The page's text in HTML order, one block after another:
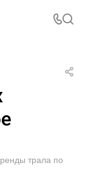
трала по